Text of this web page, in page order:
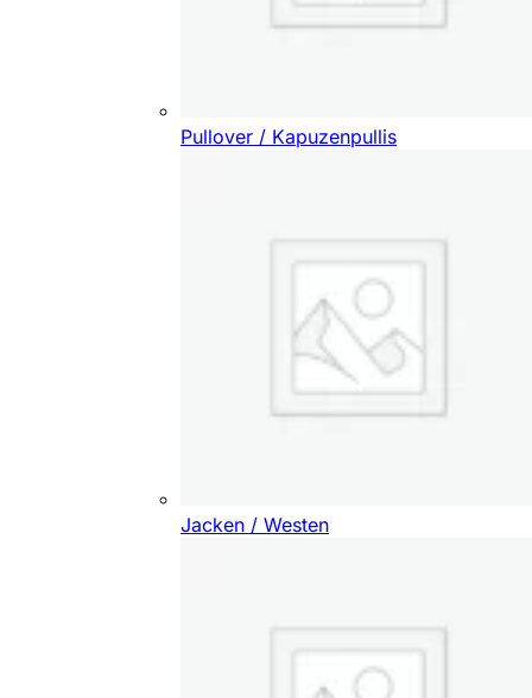
Pullover / Kapuzenpullis
Jacken / Westen